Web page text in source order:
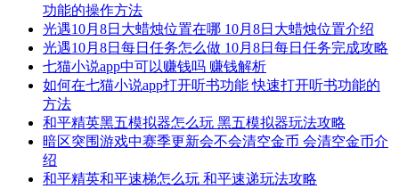
功能的操作方法
光遇10月8日大蜡烛位置在哪 10月8日大蜡烛位置介绍
光遇10月8日每日任务怎么做 10月8日每日任务完成攻略
七猫小说app中可以赚钱吗 赚钱解析
如何在七猫小说app打开听书功能 快速打开听书功能的
方法
和平精英黑五模拟器怎么玩 黑五模拟器玩法攻略
暗区突围游戏中赛季更新会不会清空金币 会清空金币介
绍
和平精英和平速梯怎么玩 和平速递玩法攻略